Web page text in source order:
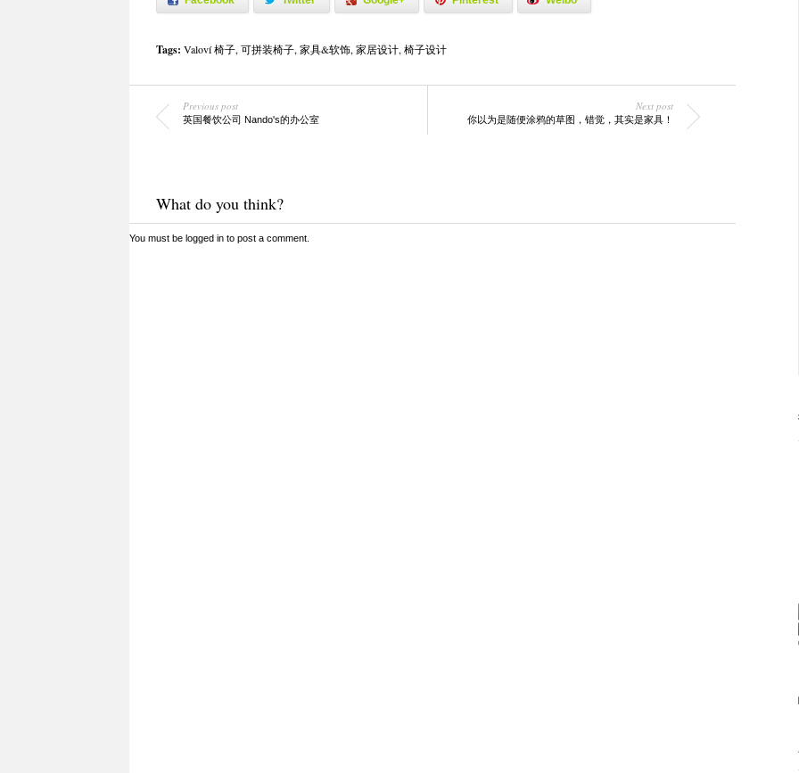
Tags: Valoví 椅子, 可拼装椅子, 家具&软饰, 家居设计, 椅子设计
Previous post
英国餐饮公司 Nando's的办公室
Next post
你以为是随便涂鸦的草图，错觉，其实是家具！
What do you think?
You must be logged into post a comment.